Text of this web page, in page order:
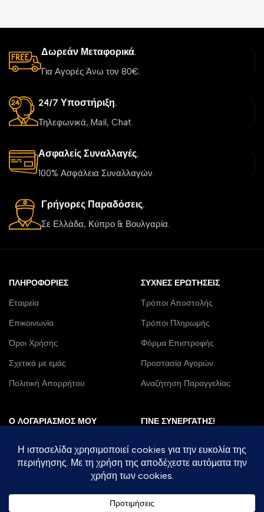
Δωρεάν Μεταφορικά.
Για Αγορές Άνω τον 80€.
24/7 Υποστήριξη.
Τηλεφωνικά, Mail, Chat.
Ασφαλείς Συναλλαγές.
100% Ασφάλεια Συναλλαγών.
Γρήγορες Παραδόσεις.
Σε Ελλάδα, Κύπρο & Βουλγαρία.
ΠΛΗΡΟΦΟΡΊΕΣ
Εταιρεία
Επικοινωνία
Όροι Χρήσης
Σχετικά με εμάς
Πολιτική Απορρήτου
ΣΥΧΝΈΣ ΕΡΩΤΉΣΕΙΣ
Τρόποι Αποστολής
Τρόποι Πληρωμής
Φόρμα Επιστροφής
Προστασία Αγορών
Αναζήτηση Παραγγελίας
Ο ΛΟΓΑΡΙΑΣΜΌΣ ΜΟΥ
Λίστα Επιθυμιών
ΓΊΝΕ ΣΥΝΕΡΓΆΤΗΣ!
DropShipping
B2B
Franchise